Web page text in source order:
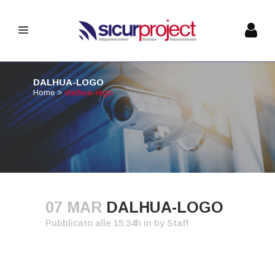
DALHUA-LOGO
Home>dalhua-logo
07 MAR DALHUA-LOGO
Pubblicato alle 15:34h in by Staff